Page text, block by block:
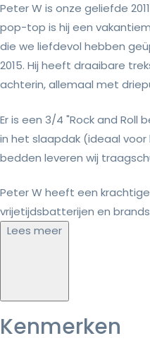
Peter W is onze geliefde
pop-top is hij een
die we liefdevol hebben
2015. Hij heeft draaibare
achterin, allemaal met
Er is een 3/4 "Rock and Roll
in het slaapdak (ideaal
bedden leveren wij
Peter W heeft een
vrijetijdsbatterijen en
Lees meer
Kenmerken